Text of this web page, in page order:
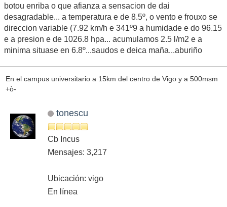
botou enriba o que afianza a sensacion de dai
desagradable... a temperatura e de 8.5º, o vento e frouxo se
direccion variable (7.92 km/h e 341º9 a humidade e do 96.15
e a presion e de 1026.8 hpa... acumulamos 2.5 l/m2 e a
minima situase en 6.8º...saudos e deica maña...aburiño
En el campus universitario a 15km del centro de Vigo y a 500msm
+ò-
tonescu
Cb Incus
Mensajes: 3,217
Ubicación: vigo
En línea